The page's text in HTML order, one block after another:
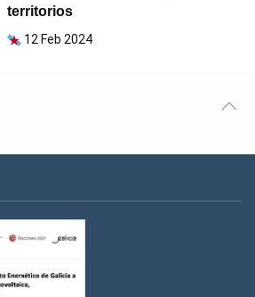
territorios
12 Feb 2024